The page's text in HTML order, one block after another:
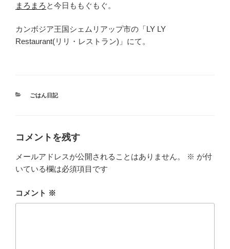
まろまろ と今日ももぐもぐ。
カンボジア王国シェムリアップ市の「LY LY
Restaurant(リリ・レストラン)」にて。
カ
ごはん日記
コメントを残す
メールアドレスが公開されることはありません。 ※ が付
いている欄は必須項目です
コメント ※